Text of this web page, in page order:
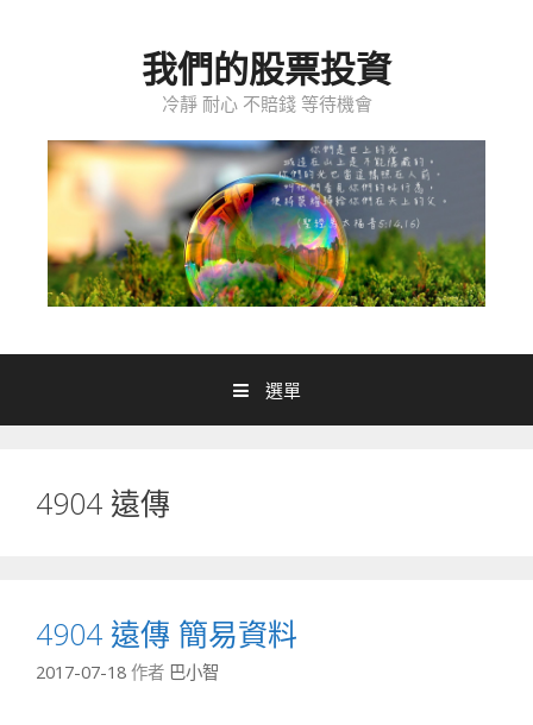
我們的股票投資
冷靜 耐心 不賠錢 等待機會
選單
4904 遠傳
4904 遠傳 簡易資料
2017-07-18 作者 巴小智